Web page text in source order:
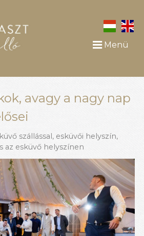
Menü
avagy a nagy nap
szállással , esküvői helyszín,
az esküvő helyszínen